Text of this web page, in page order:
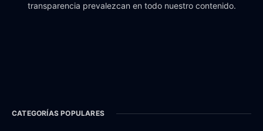
transparencia prevalezcan en todo nuestro contenido.
CATEGORÍAS POPULARES